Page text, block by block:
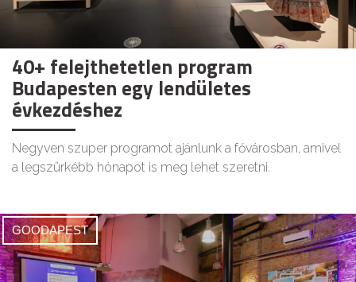
40+ felejthetetlen program
Budapesten egy lendületes
évkezdéshez
Negyven szuper programot ajánlunk a fővárosban, amivel
a legszürkébb hónapot is meg lehet szeretni.
GOODAPEST